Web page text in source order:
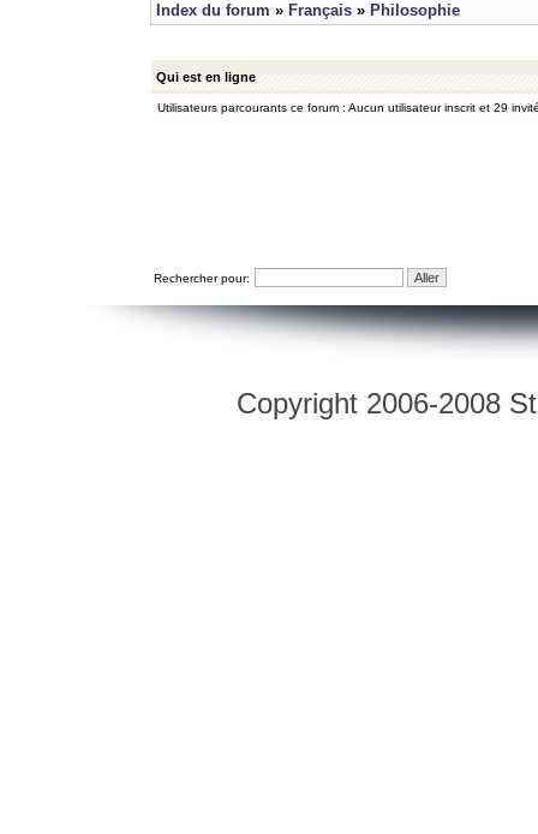
Index du forum » Français » Philosophie
Qui est en ligne
Utilisateurs parcourants ce forum : Aucun utilisateur inscrit et 29
Rechercher pour:
Copyright 2006-2008